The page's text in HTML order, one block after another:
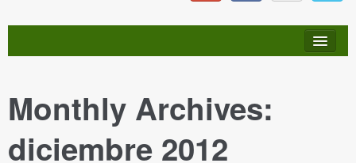
NOTICIAS
Monthly Archives:
diciembre 2012